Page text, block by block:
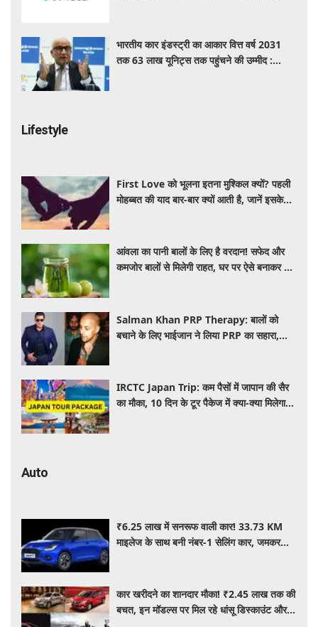
भारतीय कार इंडस्ट्री का आकार वित्त वर्ष 2031
तक 63 लाख यूनिट्स तक पहुंचने की उम्मीद :
Lifestyle
First Love को भूलना इतना मुश्किल क्यों? पहली
मोहब्बत की याद बार-बार क्यों आती है, जानें इसके
आंवला का पानी बालों के लिए है वरदान! सफेद और
कमजोर बालों से मिलेगी राहत, घर पर ऐसे बनाकर करें
Salman Khan PRP Therapy: बालों को
बचाने के लिए भाईजान ने लिया PRP का सहारा,
IRCTC Japan Trip: कम पैसों में जापान की सैर
का मौका, 10 दिन के टूर पैकेज में क्या-क्या मिलेगा?
Auto
₹6.25 लाख में सनरूफ वाली कार! 33.73 KM
माइलेज के साथ बनी नंबर-1 सेलिंग कार, जमकर
कार खरीदने का शानदार मौका! ₹2.45 लाख तक की
बचत, इन मॉडल्स पर मिल रहे धांसू डिस्काउंट और